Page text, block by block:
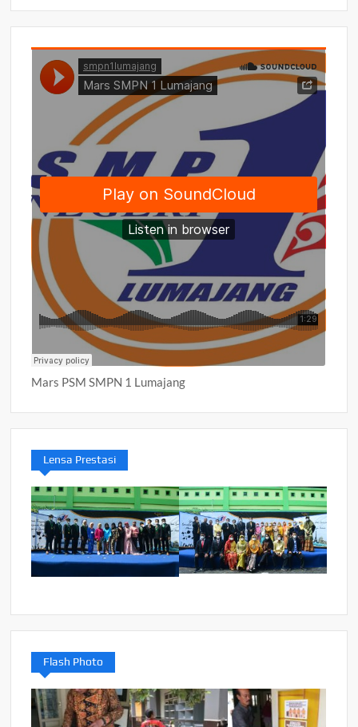
Mars PSM SMPN 1 Lumajang
Lensa Prestasi
Flash Photo